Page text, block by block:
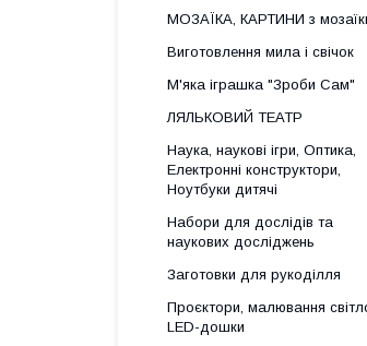
МОЗАЇКА, КАРТИНИ з
Виготовлення мила і свічок
М'яка іграшка "Зроби Сам"
ЛЯЛЬКОВИЙ ТЕАТР
Наука, наукові ігри, Оптика,
Електронні конструктори,
Ноутбуки дитячі
Набори для дослідів та
наукових досліджень
Заготовки для рукоділля
Проєктори, малювання
LED-дошки